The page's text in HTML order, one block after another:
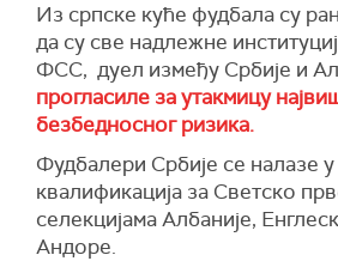
Из српске куће фудбала су
да су све надлежне
ФСС, дуел између Србије и
прогласиле за утакмицу
безбедносног ризика.
Фудбалери Србије се налазе
квалификација за Светско
селекцијама Албаније,
Андоре.